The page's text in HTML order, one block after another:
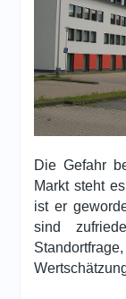
Die Gefahr
Markt steht
ist er
sind